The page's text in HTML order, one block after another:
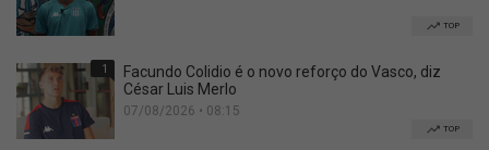
TOP
1
Facundo Colidio é o novo reforço do Vasco, diz
César Luis Merlo
07/08/2026 • 08:15
TOP